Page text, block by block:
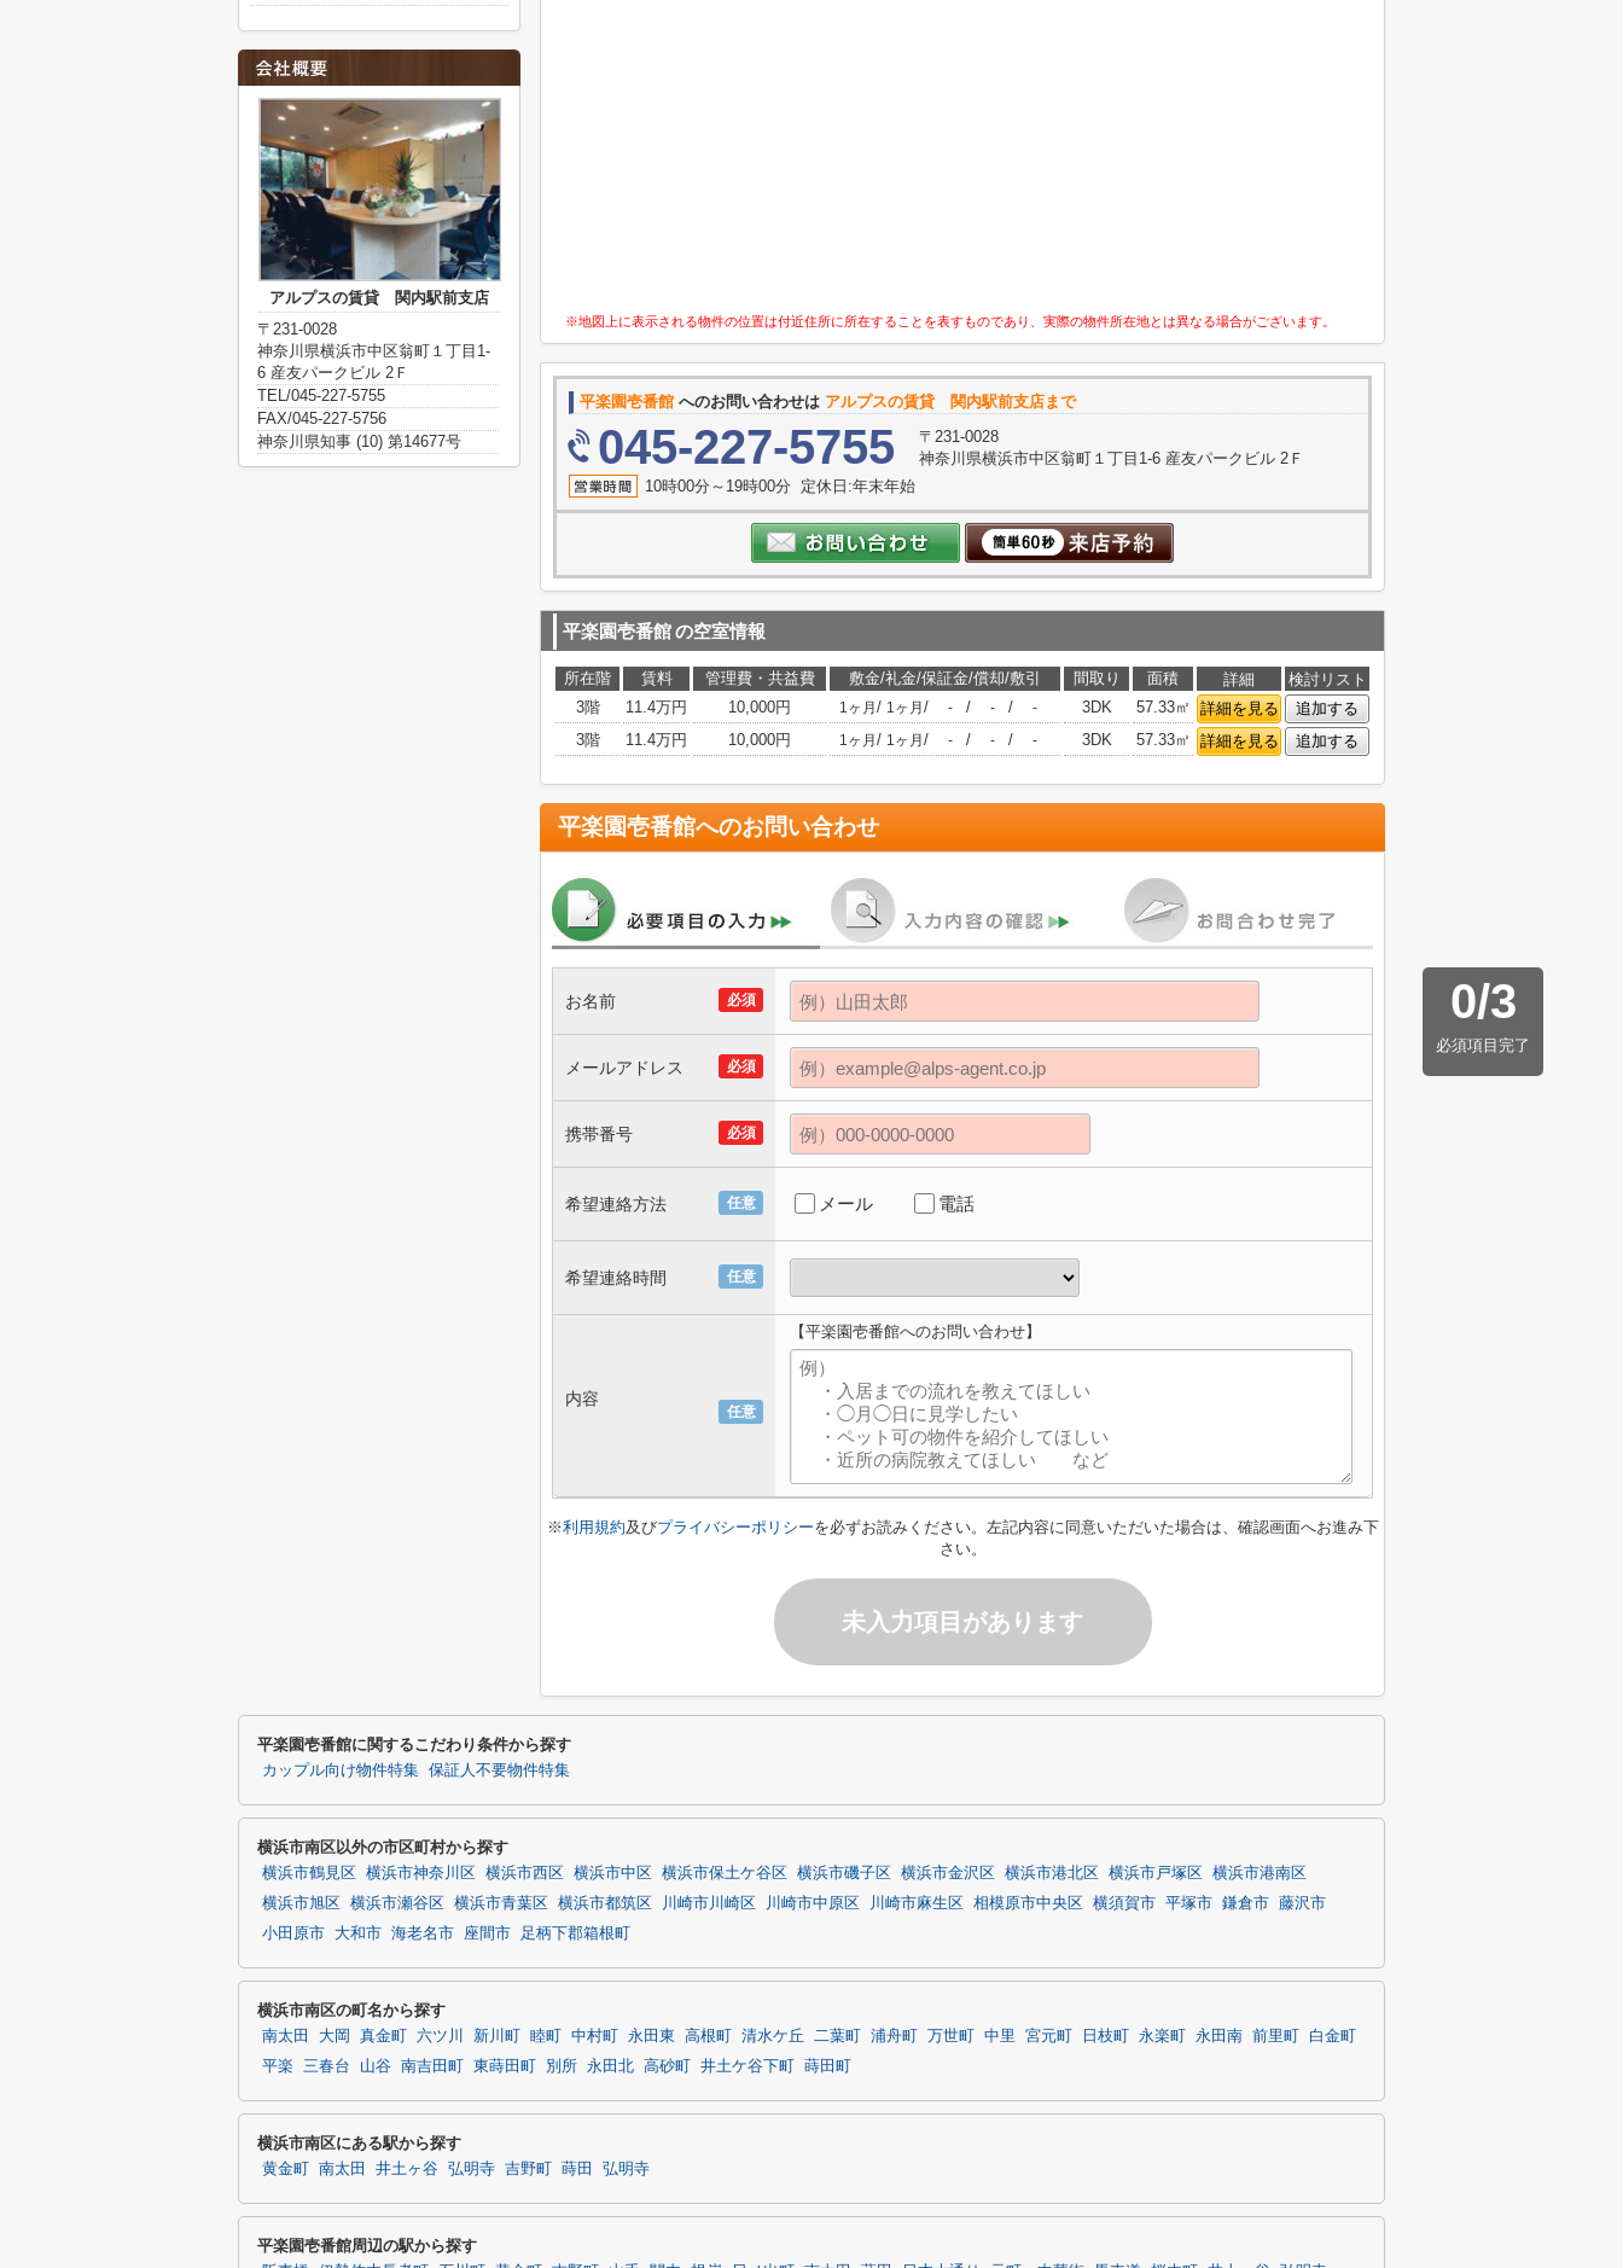
※地図上に表示される物件の位置は付近住所に所在することを表すものであり、実際の物件所在地とは異なる場合がございます。
平楽園壱番館 へのお問い合わせは アルプスの賃貸 関内駅前支店まで
045-227-5755
〒231-0028
神奈川県横浜市中区翁町１丁目1-6 産友パークビル 2Ｆ
10時00分～19時00分 定休日:年末年始
平楽園壱番館の空室情報
所在階 賃料 管理費・共益費 敷金/礼金/保証金/償却/敷引 間取り 面積 詳細
検討リスト
3階
11.4万円 10,000円 1ヶ月 / 1ヶ月 / - / - / - 3DK 57.33㎡ 詳細を見る
追加する
3階
11.4万円 10,000円 1ヶ月 / 1ヶ月 / - / - / - 3DK 57.33㎡ 詳細を見る 追加する
平楽園壱番館へのお問い合わせ
0/3
必須項目完了
必須
お名前
必須
メールアドレス
必須
携帯番号
任意
希望連絡方法 メール 電話
任意
希望連絡時間
任意
内容
【平楽園壱番館へのお問い合わせ】
※利用規約及びプライバシーポリシーを必ずお読みください。左記内容に同意いただいた場合は、確認画面へお進み下
さい。
未入力項目があります
アルプスの賃貸 関内駅前支店
〒231-0028
神奈川県横浜市中区翁町１丁目1-
6 産友パークビル 2Ｆ
TEL/045-227-5755
FAX/045-227-5756
神奈川県知事 (10) 第14677号
平楽園壱番館に関するこだわり条件から探す
カップル向け物件特集 保証人不要物件特集
横浜市南区以外の市区町村から探す
横浜市鶴見区 横浜市神奈川区 横浜市西区 横浜市中区 横浜市保土ケ谷区 横浜市磯子区 横浜市金沢区 横浜市港北区 横浜市戸塚区
横浜市港南区
横浜市旭区
横浜市瀬谷区 横浜市青葉区 横浜市都筑区 川崎市川崎区 川崎市中原区 川崎市麻生区 相模原市中央区 横須賀市 平塚市 鎌倉市
藤沢市
小田原市
大和市 海老名市 座間市 足柄下郡箱根町
横浜市南区の町名から探す
南太田 大岡 真金町 六ツ川 新川町 睦町 中村町 永田東 高根町 清水ケ丘 二葉町 浦舟町 万世町 中里 宮元町 日枝町 永楽町 永田南 前里町
白金町
平楽 三春台 山谷 南吉田町 東蒔田町 別所 永田北 高砂町 井土ケ谷下町 蒔田町
横浜市南区にある駅から探す
黄金町 南太田 井土ヶ谷 弘明寺 吉野町 蒔田 弘明寺
平楽園壱番館周辺の駅から探す